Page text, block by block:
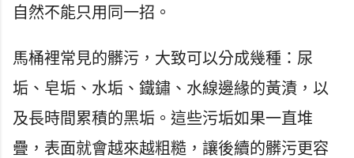
自然不能只用同一招。
馬桶裡常見的髒污，大致可以分成幾種：尿
垢、皂垢、水垢、鐵鏽、水線邊緣的黃漬，以
及長時間累積的黑垢。這些污垢如果一直堆
疊，表面就會越來越粗糙，讓後續的髒污更容